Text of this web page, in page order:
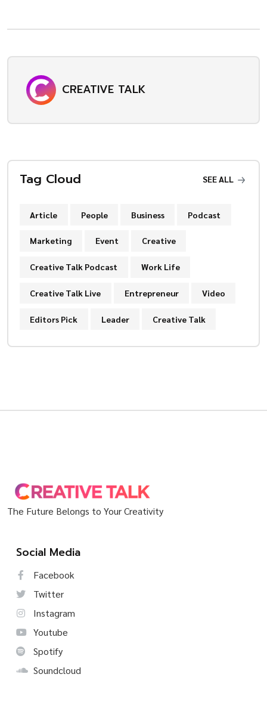
CREATIVE TALK
Tag Cloud SEE ALL
Article People Business Podcast
Marketing Event Creative
Creative Talk Podcast Work Life
Creative Talk Live Entrepreneur Video
Editors Pick Leader Creative Talk
The Future Belongs to Your Creativity
Social Media
Facebook
Twitter
Instagram
Youtube
Spotify
Soundcloud